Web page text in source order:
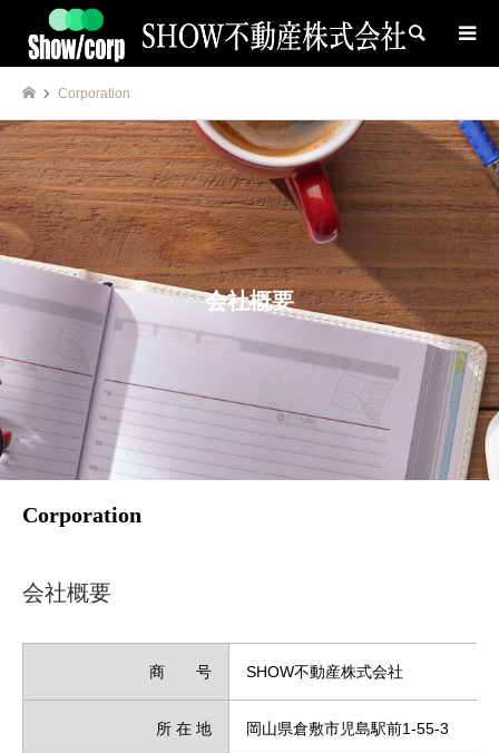
検索
Corporation
会社概要
Corporation
会社概要
商 号 SHOW不動産株式会社
所 在 地 岡山県倉敷市児島駅前1-55-3